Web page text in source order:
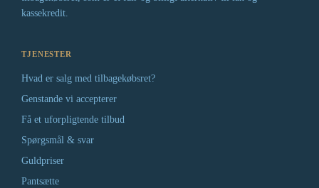
kassekredit.
TJENESTER
Hvad er salg med tilbagekøbsret?
Genstande vi accepterer
Få et uforpligtende tilbud
Spørgsmål & svar
Guldpriser
Pantsætte